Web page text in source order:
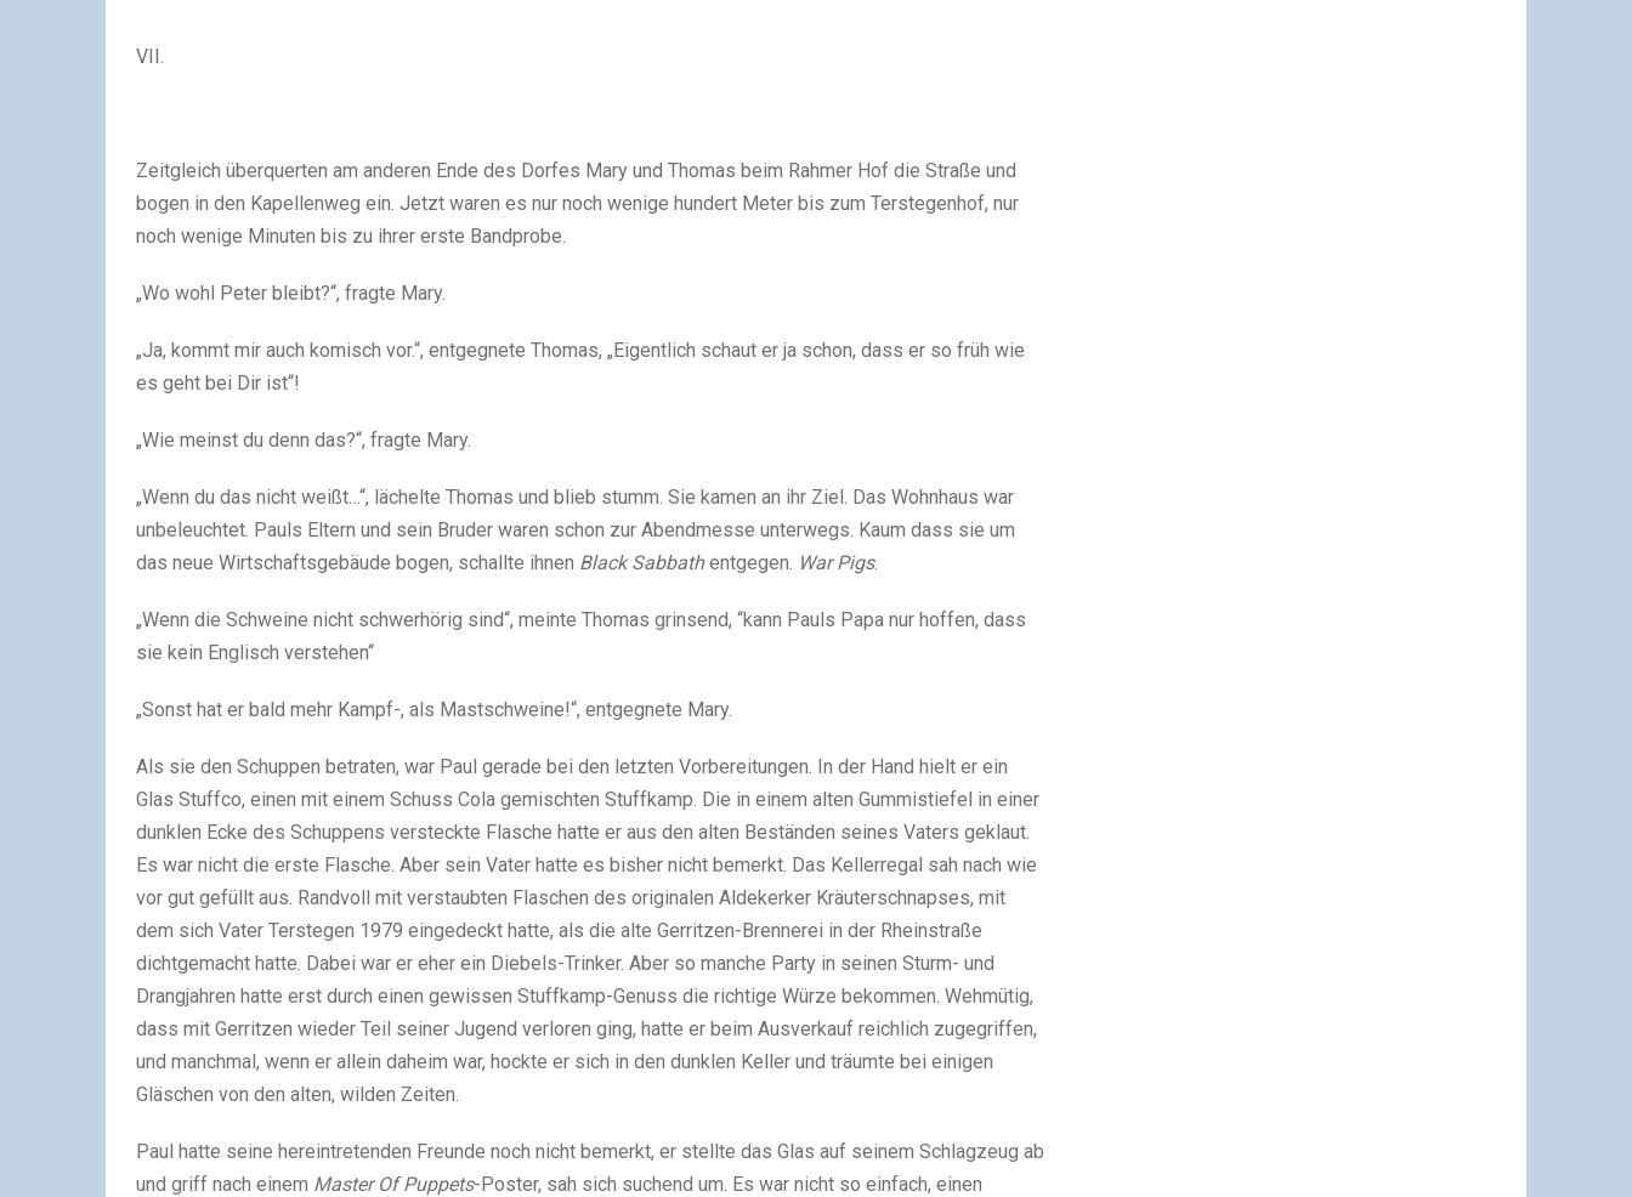
VII.
Zeitgleich überquerten am anderen Ende des Dorfes Mary und Thomas beim Rahmer Hof die Straße und
bogen in den Kapellenweg ein. Jetzt waren es nur noch wenige hundert Meter bis zum Terstegenhof, nur
noch wenige Minuten bis zu ihrer erste Bandprobe.
„Wo wohl Peter bleibt?“, fragte Mary.
„Ja, kommt mir auch komisch vor.“, entgegnete Thomas, „Eigentlich schaut er ja schon, dass er so früh wie
es geht bei Dir ist“!
„Wie meinst du denn das?“, fragte Mary.
„Wenn du das nicht weißt…“, lächelte Thomas und blieb stumm. Sie kamen an ihr Ziel. Das Wohnhaus war
unbeleuchtet. Pauls Eltern und sein Bruder waren schon zur Abendmesse unterwegs. Kaum dass sie um
das neue Wirtschaftsgebäude bogen, schallte ihnen Black Sabbathentgegen. War Pigs.
„Wenn die Schweine nicht schwerhörig sind“, meinte Thomas grinsend, “kann Pauls Papa nur hoffen, dass
sie kein Englisch verstehen“
„Sonst hat er bald mehr Kampf-, als Mastschweine!“, entgegnete Mary.
Als sie den Schuppen betraten, war Paul gerade bei den letzten Vorbereitungen. In der Hand hielt er ein
Glas Stuffco, einen mit einem Schuss Cola gemischten Stuffkamp. Die in einem alten Gummistiefel in einer
dunklen Ecke des Schuppens versteckte Flasche hatte er aus den alten Beständen seines Vaters geklaut.
Es war nicht die erste Flasche. Aber sein Vater hatte es bisher nicht bemerkt. Das Kellerregal sah nach wie
vor gut gefüllt aus. Randvoll mit verstaubten Flaschen des originalen Aldekerker Kräuterschnapses, mit
dem sich Vater Terstegen 1979 eingedeckt hatte, als die alte Gerritzen-Brennerei in der Rheinstraße
dichtgemacht hatte. Dabei war er eher ein Diebels-Trinker. Aber so manche Party in seinen Sturm- und
Drangjahren hatte erst durch einen gewissen Stuffkamp-Genuss die richtige Würze bekommen. Wehmütig,
dass mit Gerritzen wieder Teil seiner Jugend verloren ging, hatte er beim Ausverkauf reichlich zugegriffen,
und manchmal, wenn er allein daheim war, hockte er sich in den dunklen Keller und träumte bei einigen
Gläschen von den alten, wilden Zeiten.
Paul hatte seine hereintretenden Freunde noch nicht bemerkt, er stellte das Glas auf seinem Schlagzeug ab
und griff nach einem Master Of Puppets-Poster, sah sich suchend um. Es war nicht so einfach, einen